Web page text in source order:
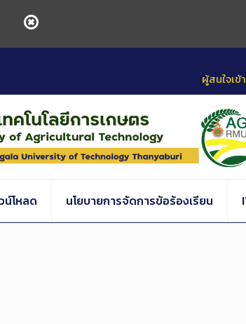
ผู้สนใจเ
น์โหลด นโยบายการจัดการข้อร้องเรียน